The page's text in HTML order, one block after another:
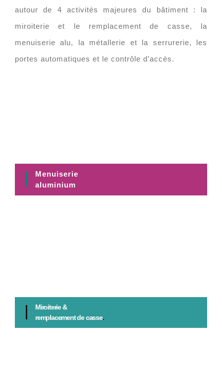
autour de 4 activités majeures du bâtiment : la
miroiterie et le remplacement de casse, la
menuiserie alu, la métallerie et la serrurerie, les
portes automatiques et le contrôle d’accès.
Menuiserie
aluminium.
Miroiterie &
remplacement de casse.